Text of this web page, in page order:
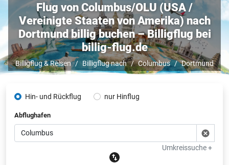
Flug von Columbus/OLU (USA /
Vereinigte Staaten von Amerika) nach
Dortmund billig buchen – Billigflug bei
billig-flug.de
Billigflug & Reisen Billigflug nach Columbus Dortmund
Hin- und Rückflug nur Hinflug
Abflughafen
Umkreissuche +